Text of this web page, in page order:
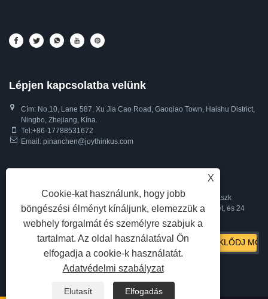
Lépjen kapcsolatba velünk
Cím: No.10, Lane 587, Xu Jia Cao Road, Gaoqiao Town, Haishu District,
Ningbo, Zhejiang, Kína.
Tel:+86-17788531672
Email: pinanchen@joythinkus.com
Alvó fejhallgatóval, bluetooth-os alvómaszktal, bluetooth szemmaszk
alváshoz vagy árlistával kapcsolatban, kérjük, hagyja e-mail-címét, és 24
órán belül felvesszük Önnel a kapcsolatot.
X
Cookie-kat használunk, hogy jobb
böngészési élményt kínáljunk, elemezzük a
webhely forgalmát és személyre szabjuk a
tartalmat. Az oldal használatával Ön
elfogadja a cookie-k használatát.
Adatvédelmi szabályzat
Elutasít Elfogadás